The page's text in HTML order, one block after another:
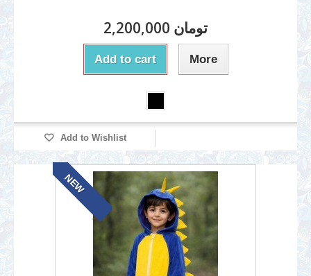
2,200,000 تومان
Add to cart More
Add to Wishlist
NEW